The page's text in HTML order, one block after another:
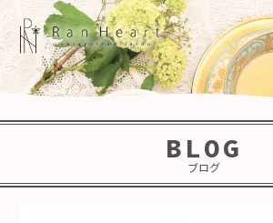
BLOG
ブログ